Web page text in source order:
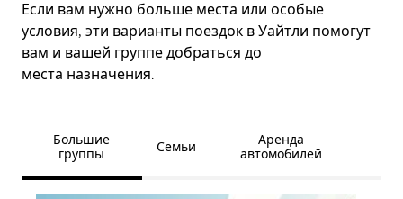
Если вам нужно больше места или особые
условия, эти варианты поездок в Уайтли помогут
вам и вашей группе добраться до
места назначения.
Большие
группы
Семьи
Аренда
автомобилей